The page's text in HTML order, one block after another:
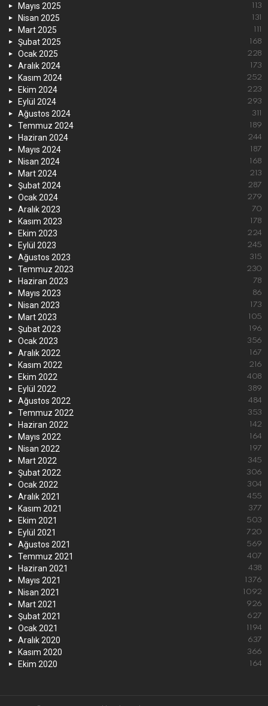
Mayıs 2025 113
Nisan 2025 131
Mart 2025 111
Şubat 2025 168
Ocak 2025 228
Aralık 2024 173
Kasım 2024 252
Ekim 2024 223
Eylül 2024 293
Ağustos 2024 311
Temmuz 2024 189
Haziran 2024 244
Mayıs 2024 187
Nisan 2024 168
Mart 2024 213
Şubat 2024 287
Ocak 2024 279
Aralık 2023 70
Kasım 2023 178
Ekim 2023 224
Eylül 2023 245
Ağustos 2023 315
Temmuz 2023 230
Haziran 2023 78
Mayıs 2023 86
Nisan 2023 173
Mart 2023 105
Şubat 2023 196
Ocak 2023 356
Aralık 2022 167
Kasım 2022 216
Ekim 2022 408
Eylül 2022 389
Ağustos 2022 484
Temmuz 2022 353
Haziran 2022 142
Mayıs 2022 164
Nisan 2022 197
Mart 2022 345
Şubat 2022 306
Ocak 2022 304
Aralık 2021 455
Kasım 2021 377
Ekim 2021 503
Eylül 2021 720
Ağustos 2021 569
Temmuz 2021 407
Haziran 2021 438
Mayıs 2021 1376
Nisan 2021 1092
Mart 2021 926
Şubat 2021 627
Ocak 2021 1194
Aralık 2020 637
Kasım 2020 366
Ekim 2020 164